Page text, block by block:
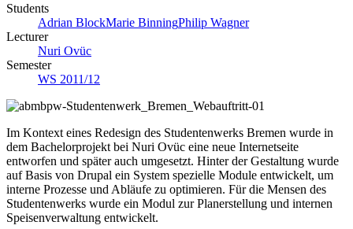
Students
Adrian BlockMarie BinningPhilip Wagner
Lecturer
Nuri Ovüc
Semester
WS 2011/12
Im Kontext eines Redesign des Studentenwerks Bremen wurde in
dem Bachelorprojekt bei Nuri Ovüc eine neue Internetseite
entworfen und später auch umgesetzt. Hinter der Gestaltung wurde
auf Basis von Drupal ein System spezielle Module entwickelt, um
interne Prozesse und Abläufe zu optimieren. Für die Mensen des
Studentenwerks wurde ein Modul zur Planerstellung und internen
Speisenverwaltung entwickelt.